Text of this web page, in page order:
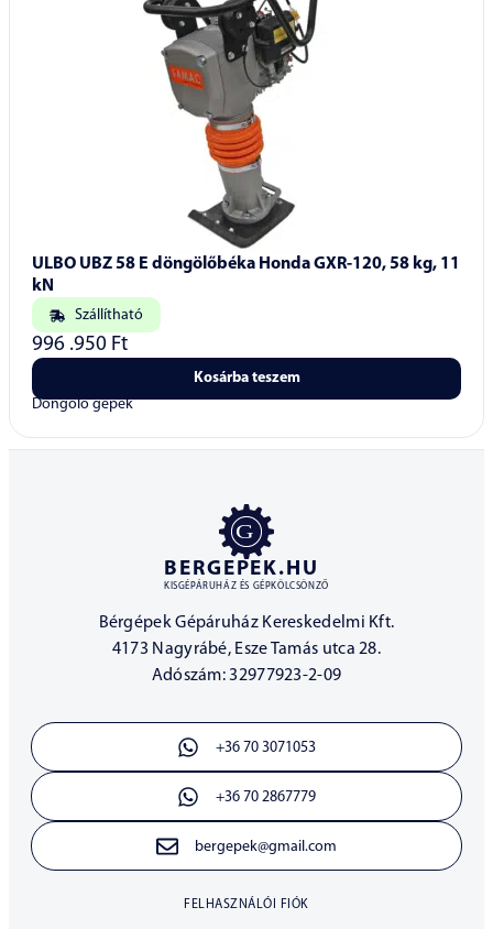
ULBO UBZ 58 E döngölőbéka Honda GXR-120, 58 kg, 11
kN
Szállítható
996 .950 Ft
Kosárba teszem
Döngölő gépek
BERGEPEK.HU
KISGÉPÁRUHÁZ ÉS GÉPKÖLCSÖNZŐ
Bérgépek Gépáruház Kereskedelmi Kft.
4173 Nagyrábé, Esze Tamás utca 28.
Adószám: 32977923-2-09
+36 70 3071053
+36 70 2867779
bergepek@gmail.com
FELHASZNÁLÓI FIÓK